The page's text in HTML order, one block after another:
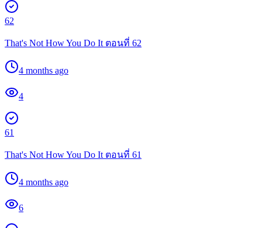
62
That's Not How You Do It ตอนที่ 62
4 months ago
4
61
That's Not How You Do It ตอนที่ 61
4 months ago
6